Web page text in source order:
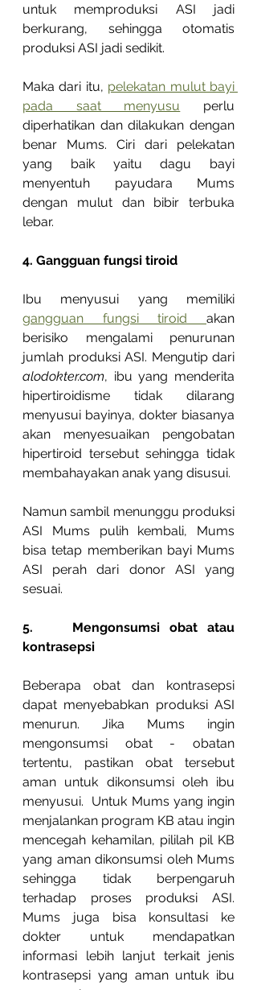
untuk memproduksi ASI jadi
berkurang, sehingga otomatis
produksi ASI jadi sedikit.
Maka dari itu, pelekatan mulut bayi
pada saat menyusu perlu
diperhatikan dan dilakukan dengan
benar Mums. Ciri dari pelekatan
yang baik yaitu dagu bayi
menyentuh payudara Mums
dengan mulut dan bibir terbuka
lebar.
4. Gangguan fungsi tiroid
gangguan fungsi tiroid akan
berisiko mengalami penurunan
alodokter.com, ibu yang menderita
hipertiroidisme tidak dilarang
menyusui bayinya, dokter biasanya
akan menyesuaikan pengobatan
hipertiroid tersebut sehingga tidak
membahayakan anak yang disusui.
Namun sambil menunggu produksi
ASI Mums pulih kembali, Mums
bisa tetap memberikan bayi Mums
ASI perah dari donor ASI yang
sesuai.
5.    Mengonsumsi obat atau
kontrasepsi
Beberapa obat dan kontrasepsi
dapat menyebabkan produksi ASI
menurun. Jika Mums ingin
mengonsumsi obat - obatan
tertentu, pastikan obat tersebut
aman untuk dikonsumsi oleh ibu
menyusui.  Untuk Mums yang ingin
menjalankan program KB atau ingin
mencegah kehamilan, pililah pil KB
yang aman dikonsumsi oleh Mums
sehingga tidak berpengaruh
terhadap proses produksi ASI.
Mums juga bisa konsultasi ke
dokter untuk mendapatkan
informasi lebih lanjut terkait jenis
kontrasepsi yang aman untuk ibu